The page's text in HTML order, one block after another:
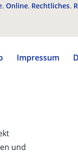
Online Rechtliches
Impressum
und